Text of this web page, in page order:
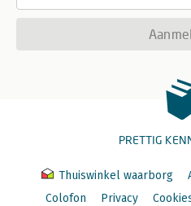
PRETTIG
Thuiswinkel waarborg
Colofon
Privacy